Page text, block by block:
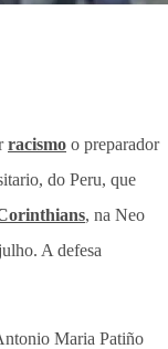
racismo o preparador
do Peru, que
, na Neo
A defesa
Maria Patiño